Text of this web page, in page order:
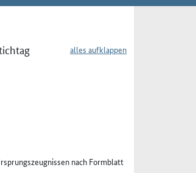
alles aufklappen
nach Formblatt